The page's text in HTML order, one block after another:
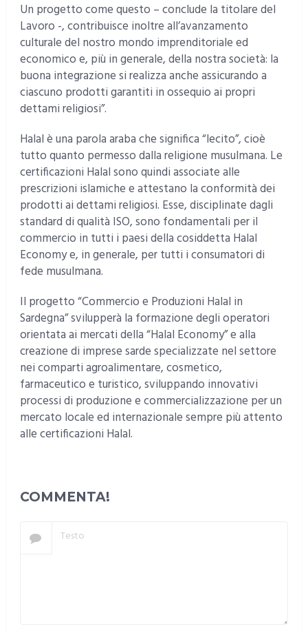
Un progetto come questo – conclude la titolare del
Lavoro -, contribuisce inoltre all’avanzamento
culturale del nostro mondo imprenditoriale ed
economico e, più in generale, della nostra società: la
buona integrazione si realizza anche assicurando a
ciascuno prodotti garantiti in ossequio ai propri
dettami religiosi”.
Halal è una parola araba che significa “lecito”, cioè
tutto quanto permesso dalla religione musulmana. Le
certificazioni Halal sono quindi associate alle
prescrizioni islamiche e attestano la conformità dei
prodotti ai dettami religiosi. Esse, disciplinate dagli
standard di qualità ISO, sono fondamentali per il
commercio in tutti i paesi della cosiddetta Halal
Economy e, in generale, per tutti i consumatori di
fede musulmana.
Il progetto “Commercio e Produzioni Halal in
Sardegna” svilupperà la formazione degli operatori
orientata ai mercati della “Halal Economy” e alla
creazione di imprese sarde specializzate nel settore
nei comparti agroalimentare, cosmetico,
farmaceutico e turistico, sviluppando innovativi
processi di produzione e commercializzazione per un
mercato locale ed internazionale sempre più attento
alle certificazioni Halal.
COMMENTA!